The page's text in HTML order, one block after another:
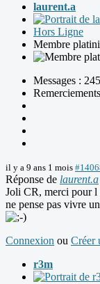
laurent.a
Hors Ligne
Membre
Messages :
il y a 9 ans 1 mois
Réponse de laurent.a
Joli CR, merci pour l
ne pense pas vivre
Connexion ou Créer
r3m